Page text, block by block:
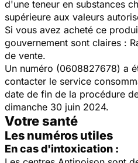
d'une teneur en substances
supérieure aux valeurs
Si vous avez acheté ce
gouvernement sont claires :
de vente.
Un numéro (0608827678) a
contacter le service
date de fin de la procédure
dimanche 30 juin 2024.
Votre santé
Les numéros utiles
En cas d'intoxication :